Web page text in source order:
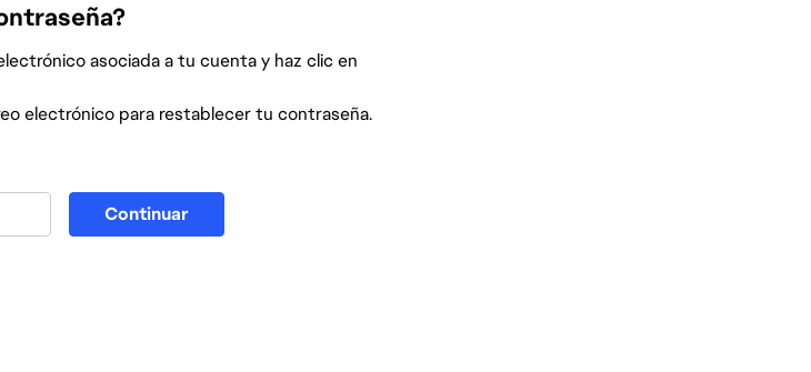
asociada a tu cuenta y haz clic en
electrónico para restablecer tu contraseña.
electrónico
Continuar